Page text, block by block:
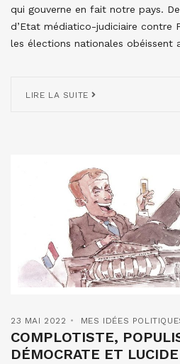
qui gouverne en fait notre pays.
d’Etat médiatico-judiciaire contre
les élections nationales obéissent
LIRE LA SUITE
23 MAI 2022 MES IDÉES
COMPLOTISTE,
DÉMOCRATE ET